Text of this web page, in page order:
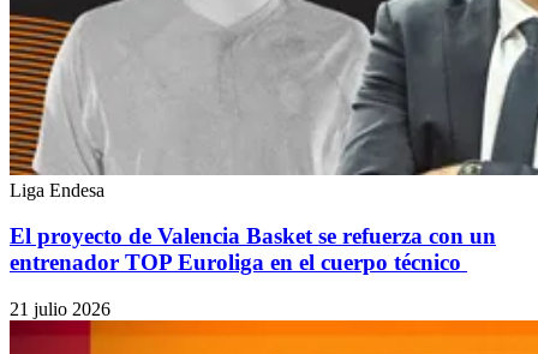
Liga Endesa
El proyecto de Valencia Basket se refuerza con un
entrenador TOP Euroliga en el cuerpo técnico
21 julio 2026